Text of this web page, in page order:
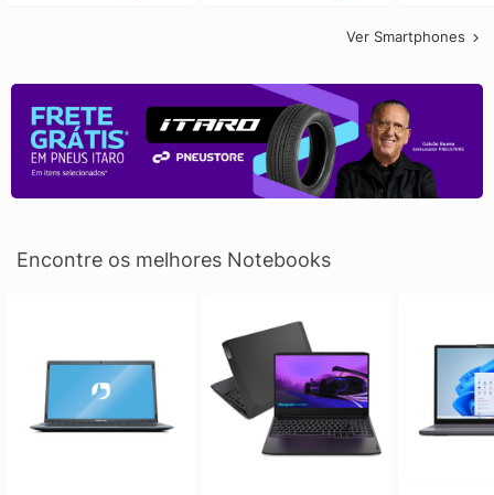
Ver Smartphones
Encontre os melhores Notebooks